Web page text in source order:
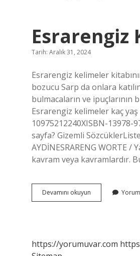
Esrarengiz
Tarih: Aralık 31, 2024
Esrarengiz kelimeler
bozucu Sarp da onlara
bulmacaların ve
Esrarengiz kelimeler kaç yaş
10‎975212240XISBN-13‎978-
sayfa? Gizemli
AYDİNESRARENG WORTE
kavram veya kavramlardır.
Devamını okuyun Esrarengiz
Kelimeler
https://yorumuvar.com